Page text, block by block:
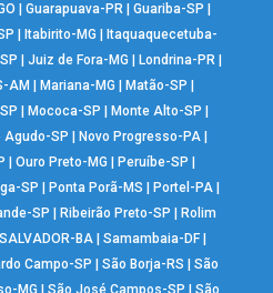
|Guarapuava-PR |Guariba-SP
Itabirito-MG
Itaquaquecetuba-
|Juiz de Fora-MG Londrina-PR
AM Mariana-MG Matão-SP
Mococa-SP Monte Alto-SP
Agudo-SP Novo Progresso-PA
|Ouro Preto-MG Peruíbe-SP
SP Ponta Porã-MS Portel-PA|
SP Ribeirão Preto-SP
Rolim
SALVADOR-BA |Samambaia-DF
Campo-SP São Borja-RS
São